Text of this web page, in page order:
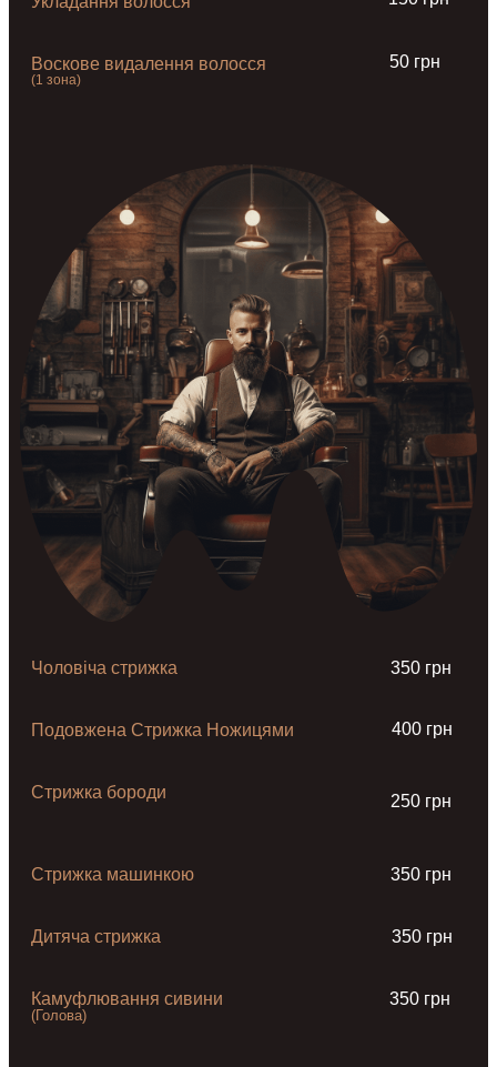
Воскове видалення волосся
(1 зона)
50 грн
Чоловіча стрижка 350 грн
Подовжена Стрижка Ножицями 400 грн
Стрижка бороди 250 грн
Стрижка машинкою 350 грн
Дитяча стрижка 350 грн
Камуфлювання сивини
(Голова)
350 грн